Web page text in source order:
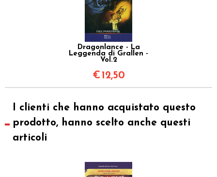
Dragonlance - La
Leggenda di Grallen -
Vol.2
€ 12,50
I clienti che hanno acquistato questo
prodotto, hanno scelto anche questi
articoli